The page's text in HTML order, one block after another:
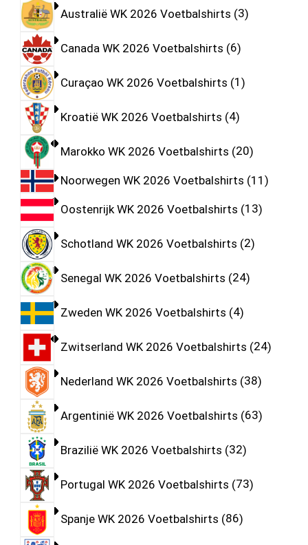
Australië WK 2026 Voetbalshirts 3
Canada WK 2026 Voetbalshirts 6
Curaçao WK 2026 Voetbalshirts 1
Kroatië WK 2026 Voetbalshirts 4
Marokko WK 2026 Voetbalshirts 20
Noorwegen WK 2026 Voetbalshirts 11
Oostenrijk WK 2026 Voetbalshirts 13
Schotland WK 2026 Voetbalshirts 2
Senegal WK 2026 Voetbalshirts 24
Zweden WK 2026 Voetbalshirts 4
Zwitserland WK 2026 Voetbalshirts 24
Nederland WK 2026 Voetbalshirts 38
Argentinië WK 2026 Voetbalshirts 63
Brazilië WK 2026 Voetbalshirts 32
Portugal WK 2026 Voetbalshirts 73
Spanje WK 2026 Voetbalshirts 86